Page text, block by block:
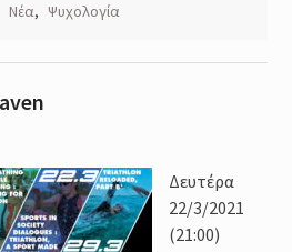
Νέα, Ψυχολογία
Δευτέρα
22/3/2021
(21:00)